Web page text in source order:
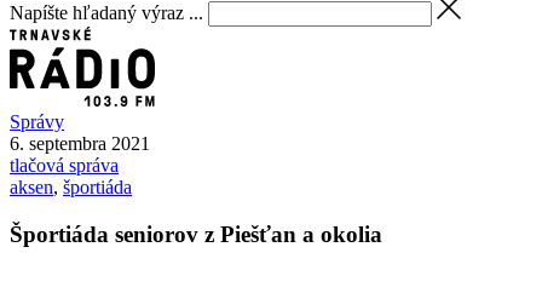
Napíšte hľadaný výraz ...
Správy
6. septembra 2021
tlačová správa
aksen, športiáda
Športiáda seniorov z Piešťan a okolia